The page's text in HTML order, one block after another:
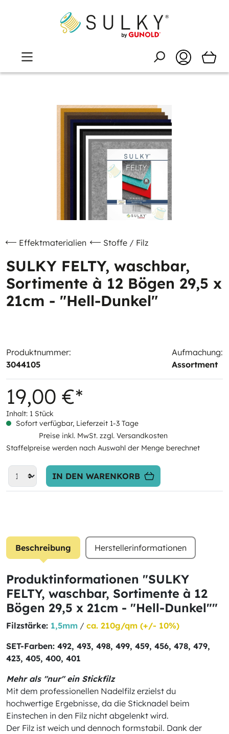
Effektmaterialien Stoffe / Filz
SULKY FELTY, waschbar,
Sortimente à 12 Bögen 29,5 x
21cm - "Hell-Dunkel"
Produktnummer:
3044105
Aufmachung:
Assortment
19,00 €*
Inhalt: 1 Stück
Sofort verfügbar, Lieferzeit 1-3 Tage
Preise inkl. MwSt. zzgl. Versandkosten
Staffelpreise werden nach Auswahl der Menge berechnet
IN DEN WARENKORB
Beschreibung Herstellerinformationen
Produktinformationen "SULKY
FELTY, waschbar, Sortimente à 12
Bögen 29,5 x 21cm - "Hell-Dunkel""
Filzstärke: 1,5mm / ca. 210g/qm (+/- 10%)
SET-Farben: 492, 493, 498, 499, 459, 456, 478, 479,
423, 405, 400, 401
Mehr als "nur" ein Stickfilz
Mit dem professionellen Nadelfilz erzielst du
hochwertige Ergebnisse, da die Sticknadel beim
Einstechen in den Filz nicht abgelenkt wird.
Der Filz ist weich und dennoch formstabil. Dank der